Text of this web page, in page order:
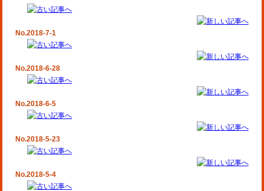
No.2018-7-1
No.2018-6-28
No.2018-6-5
No.2018-5-23
No.2018-5-4